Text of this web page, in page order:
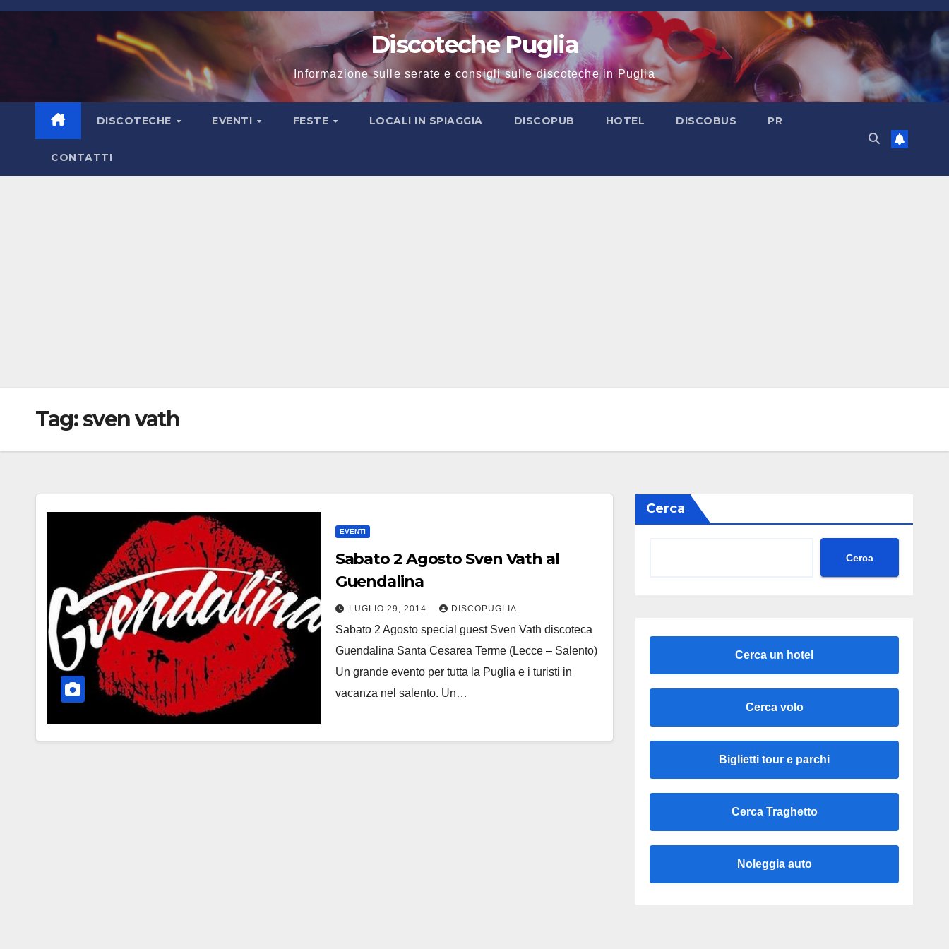
Salta
Discoteche Puglia
Informazione sulle serate e consigli sulle discoteche in Puglia
DISCOTECHE EVENTI FESTE LOCALI IN SPIAGGIA DISCOPUB HOTEL DISCOBUS PR
CONTATTI
Tag:sven vath
EVENTI
Sabato 2 Agosto Sven Vath al
Guendalina
LUGLIO 29, 2014 DISCOPUGLIA
Sabato 2 Agosto special guest Sven Vath discoteca
Guendalina Santa Cesarea Terme (Lecce – Salento)
Un grande evento per tutta la Puglia e i turisti in
vacanza nel salento. Un…
Cerca
Cerca
Cerca un hotel
Cerca volo
Biglietti tour e parchi
Cerca Traghetto
Noleggia auto